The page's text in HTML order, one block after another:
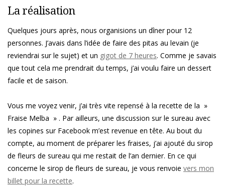
La réalisation
Quelques jours après, nous organisions un dîner pour 12
personnes. J’avais dans l’idée de faire des pitas au levain (je
reviendrai sur le sujet) et un gigot de 7 heures. Comme je savais
que tout cela me prendrait du temps, j’ai voulu faire un dessert
facile et de saison.
Vous me voyez venir, j’ai très vite repensé à la recette de la »
Fraise Melba » . Par ailleurs, une discussion sur le sureau avec
les copines sur Facebook m’est revenue en tête. Au bout du
compte, au moment de préparer les fraises, j’ai ajouté du sirop
de fleurs de sureau qui me restait de l’an dernier. En ce qui
concerne le sirop de fleurs de sureau, je vous renvoie vers mon
billet pour la recette.